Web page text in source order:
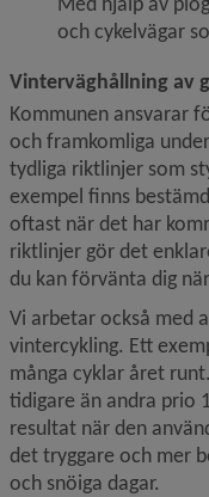
och cykelvägar
Vinterväghållning av
Kommunen ansvarar
och framkomliga
tydliga riktlinjer som
exempel finns
oftast när det har
riktlinjer gör det
du kan förvänta dig
Vi arbetar också med
vintercykling. Ett
många cyklar året
tidigare än andra prio
resultat när den
det tryggare och mer
och snöiga dagar.